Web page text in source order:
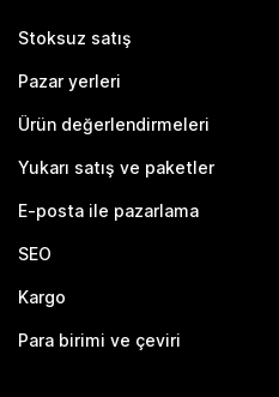
Stoksuz satış
Pazar yerleri
Ürün değerlendirmeleri
Yukarı satış ve paketler
E-posta ile pazarlama
SEO
Kargo
Para birimi ve çeviri